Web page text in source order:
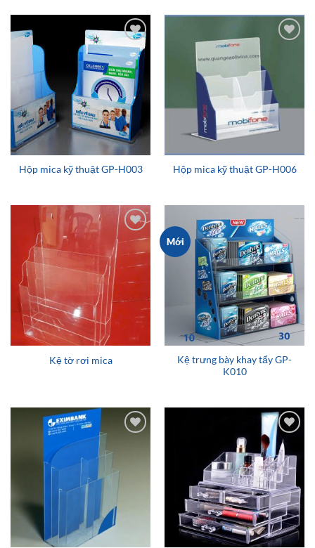
Add to
wishlist
Hộp mica kỹ thuật GP-H003 Hộp mica kỹ thuật GP-H006
Add to
wishlist
Kệ tờ rơi mica
Mới
Add to
wishlist
Kệ trưng bày khay tẩy GP-
K010
Add to
wishlist